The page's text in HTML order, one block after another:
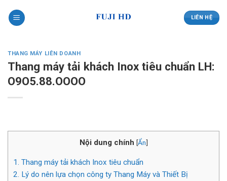
LIÊN HỆ
THANG MÁY LIÊN DOANH
Thang máy tải khách Inox tiêu chuẩn LH:
O9O5.88.OOOO
Nội dung chính [Ẩn]
1. Thang máy tải khách Inox tiêu chuẩn
2. Lý do nên lựa chọn công ty Thang Máy và Thiết Bị